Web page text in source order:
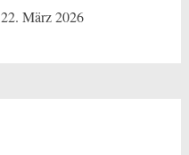
22. März 2026